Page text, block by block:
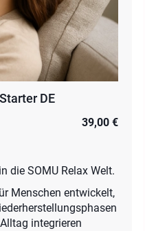
DE
39,00 €
die SOMU Relax Welt.
Menschen entwickelt,
integrieren